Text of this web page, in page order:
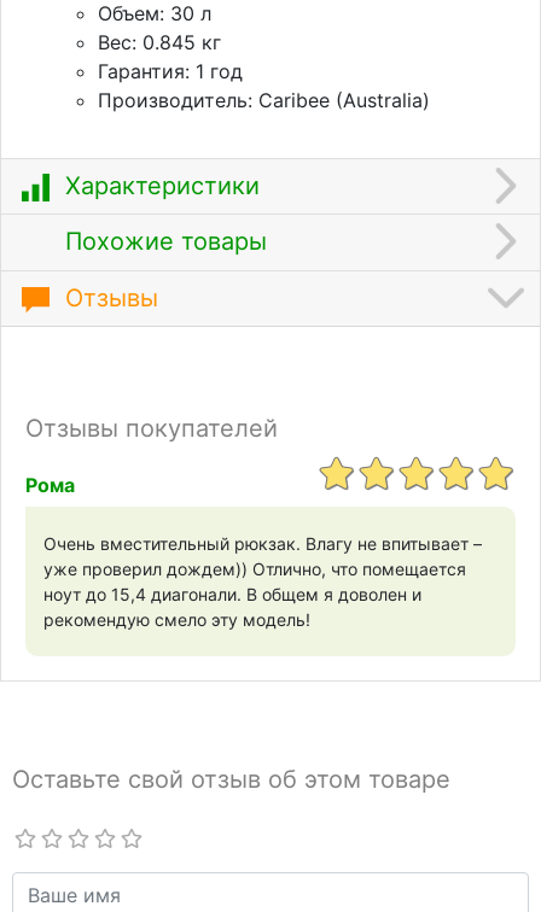
Объем: 30 л
Вес: 0.845 кг
Гарантия: 1 год
Производитель: Caribee (Australia)
Характеристики
Похожие товары
Отзывы
Отзывы покупателей
Рома
Очень вместительный рюкзак. Влагу не впитывает –
уже проверил дождем)) Отлично, что помещается
ноут до 15,4 диагонали. В общем я доволен и
рекомендую смело эту модель!
Оставьте свой отзыв об этом товаре